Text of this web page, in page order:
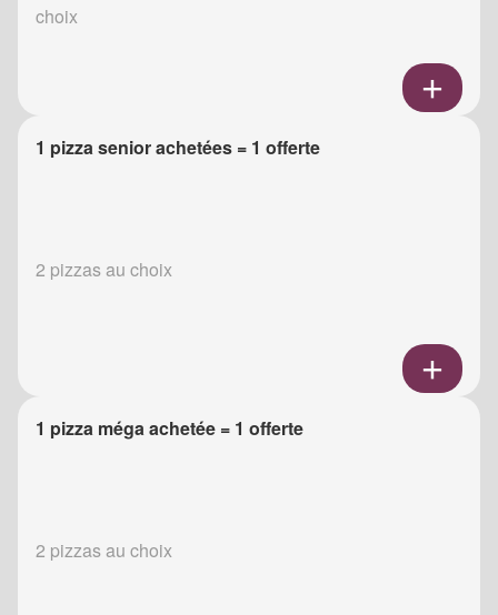
choix
1 pizza senior achetées = 1 offerte
2 pizzas au choix
1 pizza méga achetée = 1 offerte
2 pizzas au choix